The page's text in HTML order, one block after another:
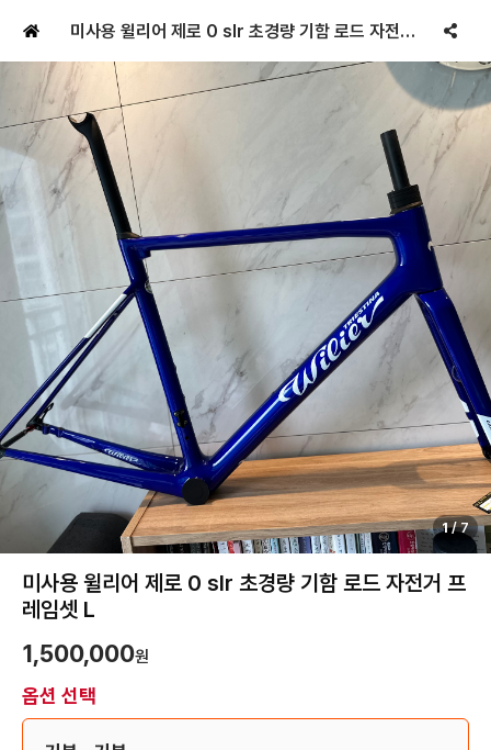
미사용 윌리어 제로 0 slr 초경량 기함 로드 자전거 프레임셋 L
1/7
미사용 윌리어 제로 0 slr 초경량 기함 로드 자전거 프
레임셋 L
1,500,000원
옵션 선택